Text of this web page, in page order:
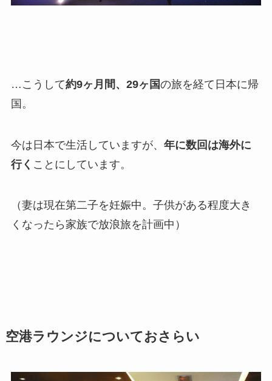
…こうして約9ヶ月間、29ヶ国の旅を経て日本に帰
国。
今は日本で生活していますが、 年に数回は海外に
行く ことにしています。
（妻は現在第二子を妊娠中。子供がある程度大き
くなったら家族で放浪旅を計画中）
空港ラウンジについておさらい